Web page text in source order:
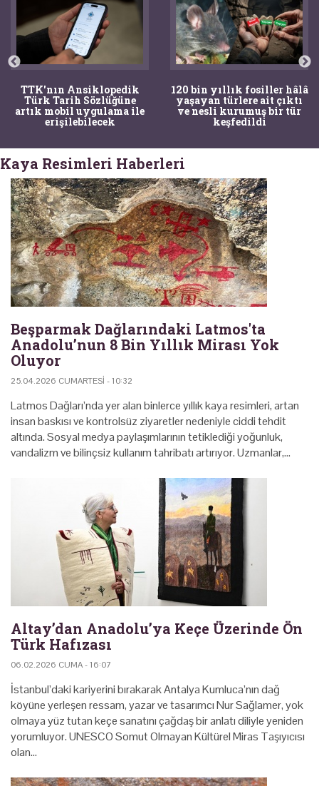
120 bin yıllık fosiller hâlâ
yaşayan türlere ait çıktı
ve nesli kurumuş bir tür
keşfedildi
Bir torba kemik adli
tıpçıları şaşkına çevirdi,
kemiklerin sırrını
arkeologlar çözdü
Kaya Resimleri Haberleri
Beşparmak Dağlarındaki Latmos'ta
Anadolu’nun 8 Bin Yıllık Mirası Yok
Oluyor
25.04.2026 CUMARTESI - 10:32
Latmos Dağları’nda yer alan binlerce yıllık kaya resimleri, artan
insan baskısı ve kontrolsüz ziyaretler nedeniyle ciddi tehdit
altında. Sosyal medya paylaşımlarının tetiklediği yoğunluk,
vandalizm ve bilinçsiz kullanım tahribatı artırıyor. Uzmanlar,…
Altay’dan Anadolu’ya Keçe Üzerinde Ön
Türk Hafızası
06.02.2026 CUMA - 16:07
İstanbul’daki kariyerini bırakarak Antalya Kumluca’nın dağ
köyüne yerleşen ressam, yazar ve tasarımcı Nur Sağlamer, yok
olmaya yüz tutan keçe sanatını çağdaş bir anlatı diliyle yeniden
yorumluyor. UNESCO Somut Olmayan Kültürel Miras Taşıyıcısı
olan…